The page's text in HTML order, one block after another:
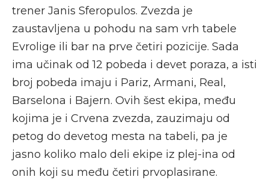
trener Janis Sferopulos. Zvezda je
zaustavljena u pohodu na sam vrh tabele
Evrolige ili bar na prve četiri pozicije. Sada
ima učinak od 12 pobeda i devet poraza, a isti
broj pobeda imaju i Pariz, Armani, Real,
Barselona i Bajern. Ovih šest ekipa, među
kojima je i Crvena zvezda, zauzimaju od
petog do devetog mesta na tabeli, pa je
jasno koliko malo deli ekipe iz plej-ina od
onih koji su među četiri prvoplasirane.